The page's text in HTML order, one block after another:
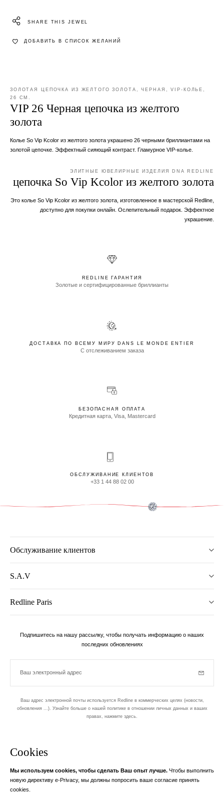
Cookies
Мы используем cookies, чтобы сделать Ваш опыт лучше. Чтобы выполнить
новую директиву e-Privacy, мы должны попросить ваше согласие принять
cookies.
SHARE THIS JEWEL
ДОБАВИТЬ В СПИСОК ЖЕЛАНИЙ
ЗОЛОТАЯ ЦЕПОЧКА ИЗ ЖЕЛТОГО ЗОЛОТА, ЧЕРНАЯ, VIP-КОЛЬЕ,
26 СМ.
VIP 26 Черная цепочка из желтого
золота
Колье So Vip Kcolor из желтого золота украшено 26 черными бриллиантами на
золотой цепочке. Эффектный сияющий контраст. Гламурное VIP-колье.
ЭЛИТНЫЕ ЮВЕЛИРНЫЕ ИЗДЕЛИЯ DNA REDLINE
цепочка So Vip Kcolor из желтого золота
Это колье So Vip Kcolor из желтого золота, изготовленное в мастерской Redline,
доступно для покупки онлайн. Ослепительный подарок. Эффектное
украшение.
REDLINE ГАРАНТИЯ
Золотые и сертифицированные бриллианты
ДОСТАВКА ПО ВСЕМУ МИРУ DANS LE MONDE ENTIER
С отслеживанием заказа
БЕЗОПАСНАЯ ОПЛАТА
Кредитная карта, Visa, Mastercard
ОБСЛУЖИВАНИЕ КЛИЕНТОВ
+33 1 44 88 02 00
Обслуживание клиентов
S.A.V
Redline Paris
Подпишитесь на нашу рассылку, чтобы получать информацию о наших
последних обновлениях
Ваш электронный адрес
Ваш адрес электронной почты используется Redline в коммерческих целях (новости,
обновления ...). Узнайте больше о нашей политике в отношении личных данных и ваших
правах, нажмите здесь
Ваш адрес электронной почты